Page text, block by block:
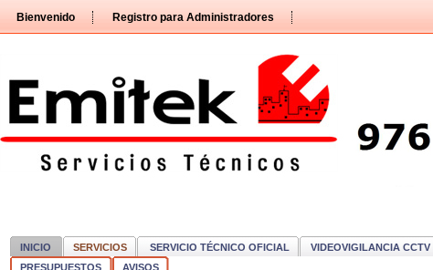
directamente
Bienvenido Registro para Administradores
INICIO SERVICIOS SERVICIO TÉCNICO OFICIAL VIDEOVIGILANCIA CCTV
PRESUPUESTOS
AVISOS